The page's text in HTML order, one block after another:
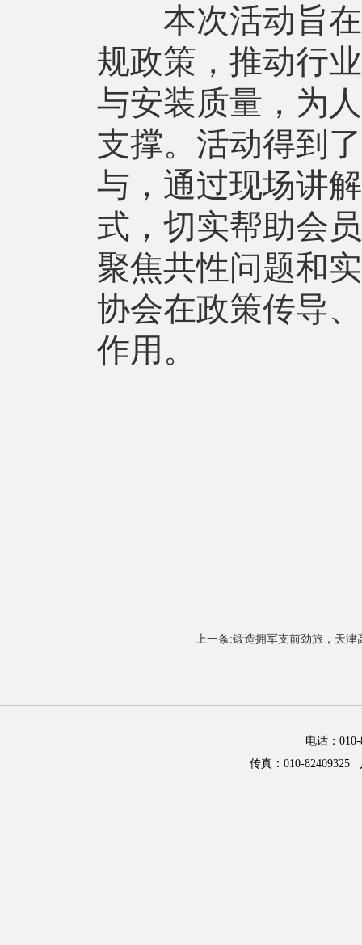
本次活动旨在
规政策，推动行
与安装质量，为
支撑。活动得到
与，通过现场讲
式，切实帮助会
聚焦共性问题和
协会在政策传导
作用。
电话：
传真：010-